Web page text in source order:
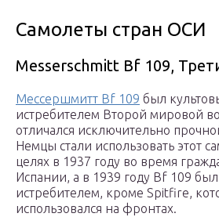
Самолеты стран ОСИ
Messerschmitt Bf 109,
Мессершмитт Bf 109 был
истребителем Второй мировой
отличался исключительно
Немцы стали использовать этот
целях в 1937 году во время
Испании, а в 1939 году Bf 109
истребителем, кроме Spitfire,
использовался на фронтах.